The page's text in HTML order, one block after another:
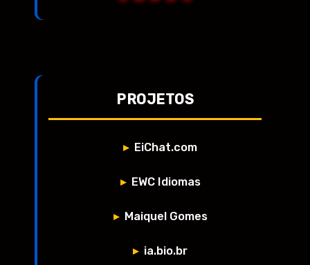
PROJETOS
EiChat.com
EWC Idiomas
Maiquel Gomes
ia.bio.br